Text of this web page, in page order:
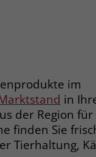
im
in
der Region für
finden Sie
Tierhaltung,